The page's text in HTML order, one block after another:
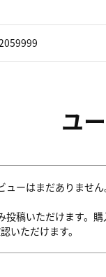
ユ
ーはまだありません
稿いただけます。購
いただけます。